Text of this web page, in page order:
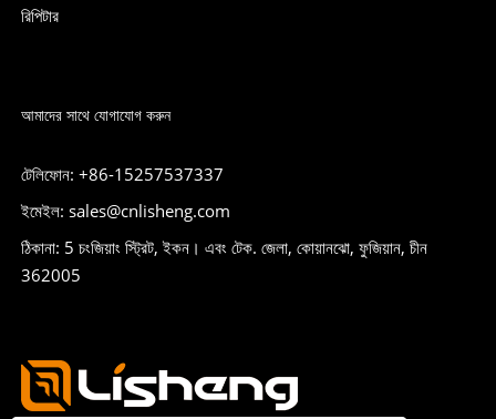
রিপিটার
আমাদের সাথে যোগাযোগ করুন
টেলিফোন: +86-15257537337
ইমেইল: sales@cnlisheng.com
ঠিকানা: 5 চংজিয়াং স্ট্রিট, ইকন। এবং টেক. জেলা, কোয়ানঝো, ফুজিয়ান, চীন
362005